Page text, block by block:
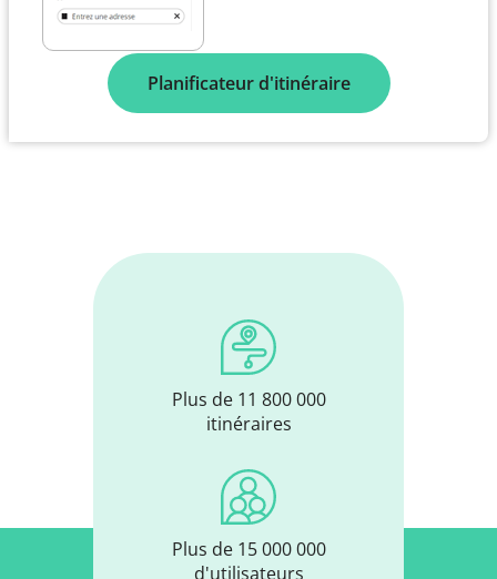
Planificateur d'itinéraire
Plus de 11 800 000
itinéraires
Plus de 15 000 000
d'utilisateurs